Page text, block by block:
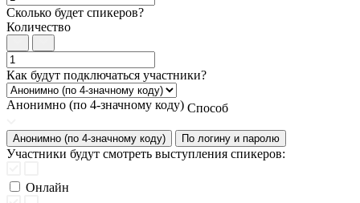
Сколько будет спикеров?
Количество
Как будут подключаться участники?
Анонимно (по 4-значному коду) Способ
Анонимно (по 4-значному коду) По логину и паролю
Участники будут смотреть выступления спикеров:
Онлайн